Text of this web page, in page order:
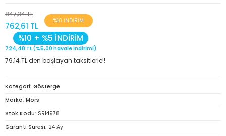
847,34 TL
762,61 TL
%10 İNDİRİM
%10 + %5 İNDİRİM
724,48 TL (%5,00 havale indirimi)
79,14 TL den başlayan taksitlerle!!
Kategori Gösterge
Marka Mors
Stok Kodu SR14978
Garanti Süresi 24 Ay